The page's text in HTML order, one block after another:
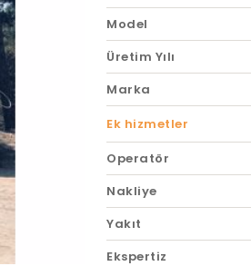
Model
Üretim Yılı
Marka
Ek hizmetler
Operatör
Nakliye
Yakıt
Ekspertiz